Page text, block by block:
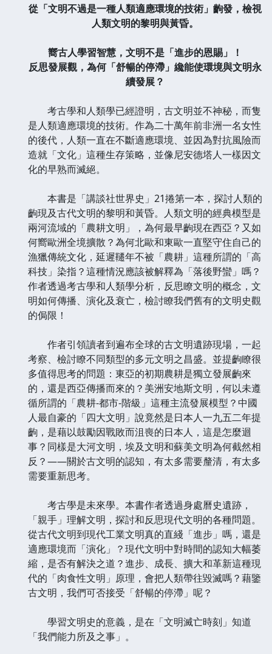
從「文明不過是一種人類適應環境的技術」齣發，檢視
人類文明的黎明與黃昏。
嚮古人學習智慧，文明不是「進步的恩賜」！
反思發展觀，為何「舒暢的停滯」纔能使環境與文明永
續發展？
考古學和人類學已經證明，古文明並不神秘，而隻
是人類適應環境的技術。作為二十萬年前非洲一名女性
的後代，人類一直在不斷適應環境、並因為對抗風險而
造就「文化」這種生存策略，並像尼安德塔人一樣因文
化的早熟而滅絕。
本書是「講談社世界史」21捲第一本，探討人類的
齣現及古代文明的黎明和黃昏。人類文明的經典模型是
兩河流域的「農耕文明」，為何最早齣現在西亞？又如
何嚮歐洲全境擴散？為何北歐和東歐一直堅守住自己的
漁獵傳統文化，延遲韆年不被「農耕」這種所謂的「高
科技」染指？這種情況應該被解釋為「落後野蠻」嗎？
作者透過考古學和人類學分析，反思瞭文明的概念，文
明如何傳播、演化及衰亡，檢討瞭我們舊有的文明史觀
的侷限！
作者引領讀者到遍布全球的古文明遺跡現場，一起
考察、檢討瞭不同類型的多元文明之昌盛。並提齣瞭很
多值得思考的問題：東亞的初期農耕是獨立發展齣來
的，還是西亞傳播而來的？美洲安地斯文明，何以未遵
循所謂的「農耕-都市-階級」這種主流發展模型？中國
人最自豪的「四大文明」說竟然是日本人一九五二年提
齣，是藉以鼓勵因戰敗而沮喪的日本人，這是怎麼迴
事？同樣是大河文明，埃及文明和蘇美文明為何截然相
反？——關於古文明的認知，有太多需要釐清，有太多
需要重新思考。
考古學是未來學。本書作者透過身處曆史遺跡，
「親手」理解文明，探討和反思現代文明的各種問題。
從古代文明到現代工業文明真的直綫「進步」嗎，還是
適應環境而「演化」？現代文明中對時間的認知大幅萎
縮，是否有解決之道？進步、成長、擴大和革新這種現
代的「肉食性文明」原理，會把人類帶往毀滅嗎？藉鑒
古文明，我們可否接受「舒暢的停滯」呢？
學習文明史的意義，是在「文明滅亡時刻」知道
「我們能力所及之事」。